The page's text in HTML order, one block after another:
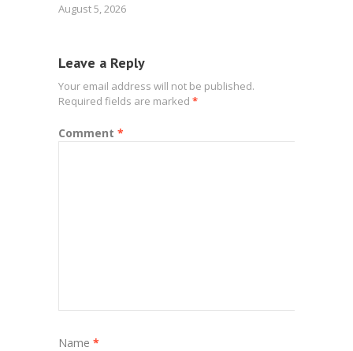
August 5, 2026
Leave a Reply
Your email address will not be published.
Required fields are marked *
Comment *
Name *